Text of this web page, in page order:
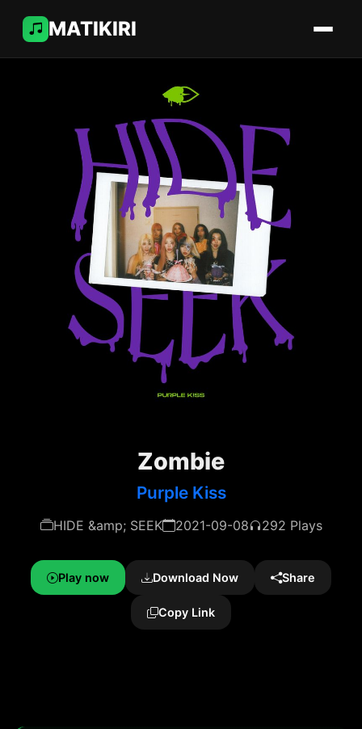
MATIKIRI
Zombie
Purple Kiss
HIDE &amp; SEEK 2021-09-08 292 Plays
Play now Download Now Share
Copy Link